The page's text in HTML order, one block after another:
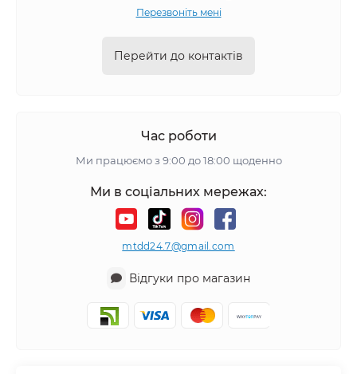
Перезвоніть мені
Перейти до контактів
Час роботи
Ми працюємо з 9:00 до 18:00 щоденно
Ми в соціальних мережах:
mtdd24.7@gmail.com
Відгуки про магазин